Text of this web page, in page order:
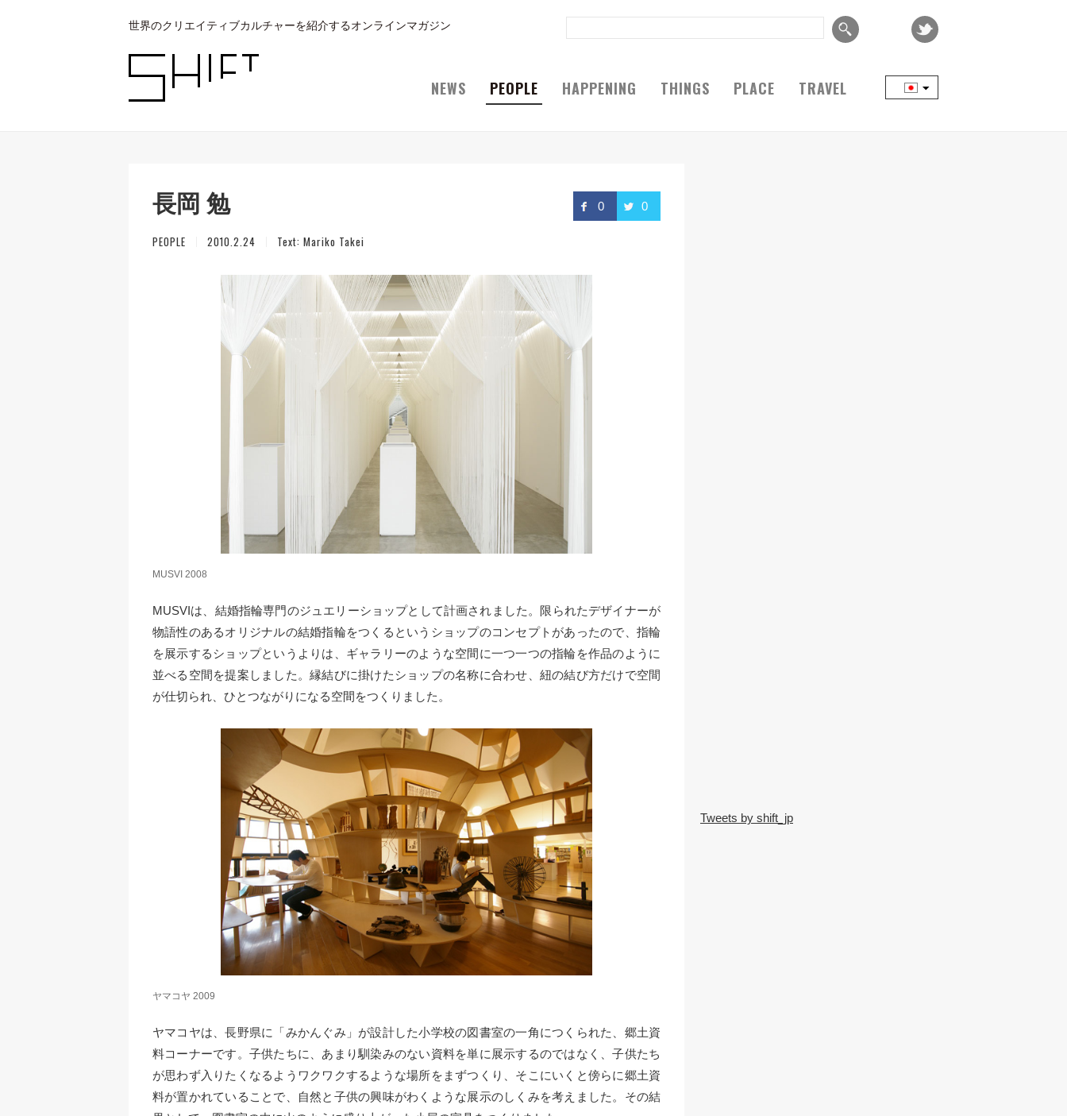
世界のクリエイティブカルチャーを紹介するオンラインマガジン
NEWS PEOPLE HAPPENING THINGS PLACE TRAVEL
0 0
長岡 勉
PEOPLE 2010.2.24 Text: Mariko Takei
MUSVI 2008
MUSVIは、結婚指輪専門のジュエリーショップとして計画されました。限られたデザイナーが
物語性のあるオリジナルの結婚指輪をつくるというショップのコンセプトがあったので、指輪
を展示するショップというよりは、ギャラリーのような空間に一つ一つの指輪を作品のように
並べる空間を提案しました。縁結びに掛けたショップの名称に合わせ、紐の結び方だけで空間
が仕切られ、ひとつながりになる空間をつくりました。
ヤマコヤ 2009
ヤマコヤは、長野県に「みかんぐみ」が設計した小学校の図書室の一角につくられた、郷土資
料コーナーです。子供たちに、あまり馴染みのない資料を単に展示するのではなく、子供たち
が思わず入りたくなるようワクワクするような場所をまずつくり、そこにいくと傍らに郷土資
料が置かれていることで、自然と子供の興味がわくような展示のしくみを考えました。その結
Tweets by shift_jp